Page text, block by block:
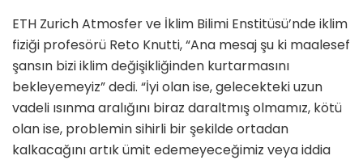
ETH Zurich Atmosfer ve İklim Bilimi Enstitüsü’nde iklim
fiziği profesörü Reto Knutti, “Ana mesaj şu ki maalesef
şansın bizi iklim değişikliğinden kurtarmasını
bekleyemeyiz” dedi. “İyi olan ise, gelecekteki uzun
vadeli ısınma aralığını biraz daraltmış olmamız, kötü
olan ise, problemin sihirli bir şekilde ortadan
kalkacağını artık ümit edemeyeceğimiz veya iddia